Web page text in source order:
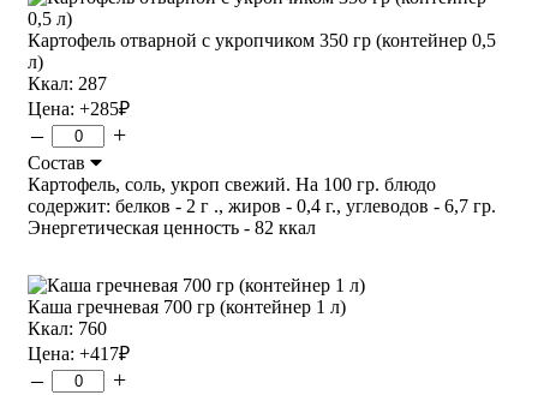
Картофель отварной с укропчиком 350 гр (контейнер 0,5
л)
Ккал: 287
Цена: +285₽
– +
Состав
Картофель, соль, укроп свежий. На 100 гр. блюдо
содержит: белков - 2 г ., жиров - 0,4 г., углеводов - 6,7 гр.
Энергетическая ценность - 82 ккал
Каша гречневая 700 гр (контейнер 1 л)
Ккал: 760
Цена: +417₽
– +